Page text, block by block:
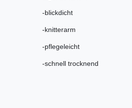
-blickdicht
-knitterarm
-pflegeleicht
-schnell trocknend